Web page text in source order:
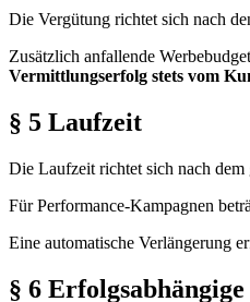
Die Vergütung richtet sich nach
Zusätzlich anfallende
Vermittlungserfolg stets vom
§ 5 Laufzeit
Die Laufzeit richtet sich nach
Für Performance-Kampagnen
Eine automatische Verlängerung
§ 6